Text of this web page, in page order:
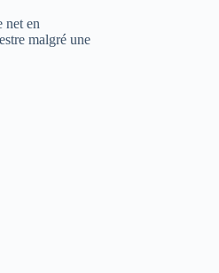
net en
malgré une